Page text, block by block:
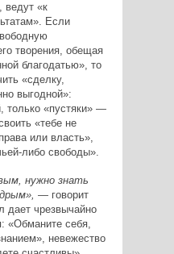
ведут «к
Если
творения, обещая
благодатью», то
«сделку,
выгодной»:
только «пустяки» —
«тебе не
или власть»,
либо свободы».
нужно знать
— говорит
дает чрезвычайно
«Обманите себя,
невежество